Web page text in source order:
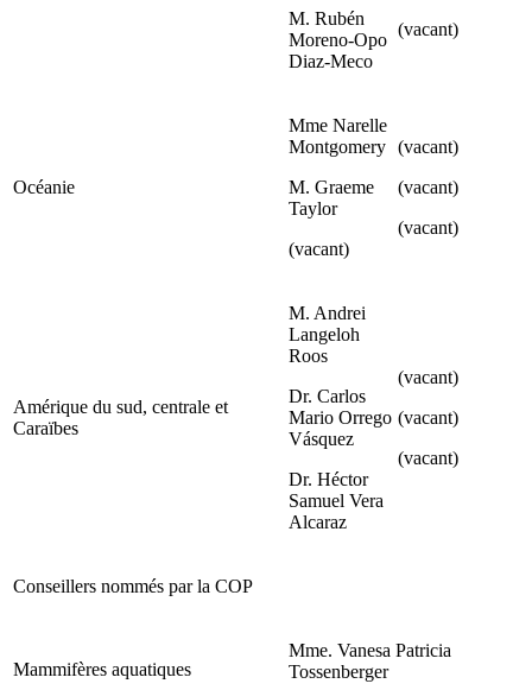
M. Rubén
Moreno-Opo
Diaz-Meco
(vacant)
Océanie
Mme Narelle
Montgomery
M. Graeme
Taylor
(vacant)
(vacant)
(vacant)
(vacant)
Amérique du sud, centrale et
Caraïbes
M. Andrei
Langeloh
Roos
Dr. Carlos
Mario Orrego
Vásquez
Dr. Héctor
Samuel Vera
Alcaraz
(vacant)
(vacant)
(vacant)
Conseillers nommés par la COP
Mammifères aquatiques
Mme. Vanesa Patricia
Tossenberger